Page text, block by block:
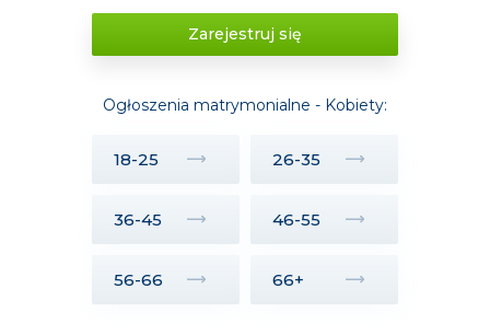
Zarejestruj się
Ogłoszenia matrymonialne - Kobiety:
18-25 26-35
36-45 46-55
56-66 66+